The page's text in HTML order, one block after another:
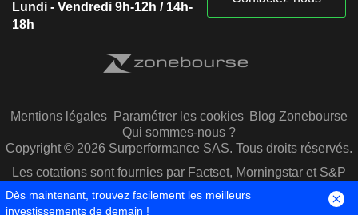
Lundi - Vendredi 9h-12h / 14h-
18h
Mentions légales Paramétrer les cookies Blog Zonebourse
Qui sommes-nous ?
Copyright © 2026 Surperformance SAS. Tous droits réservés.
Les cotations sont fournies par Factset, Morningstar et S&P
Capital IQ
Dès maintenant, trouvez facilement les meilleurs
investissements de demain !